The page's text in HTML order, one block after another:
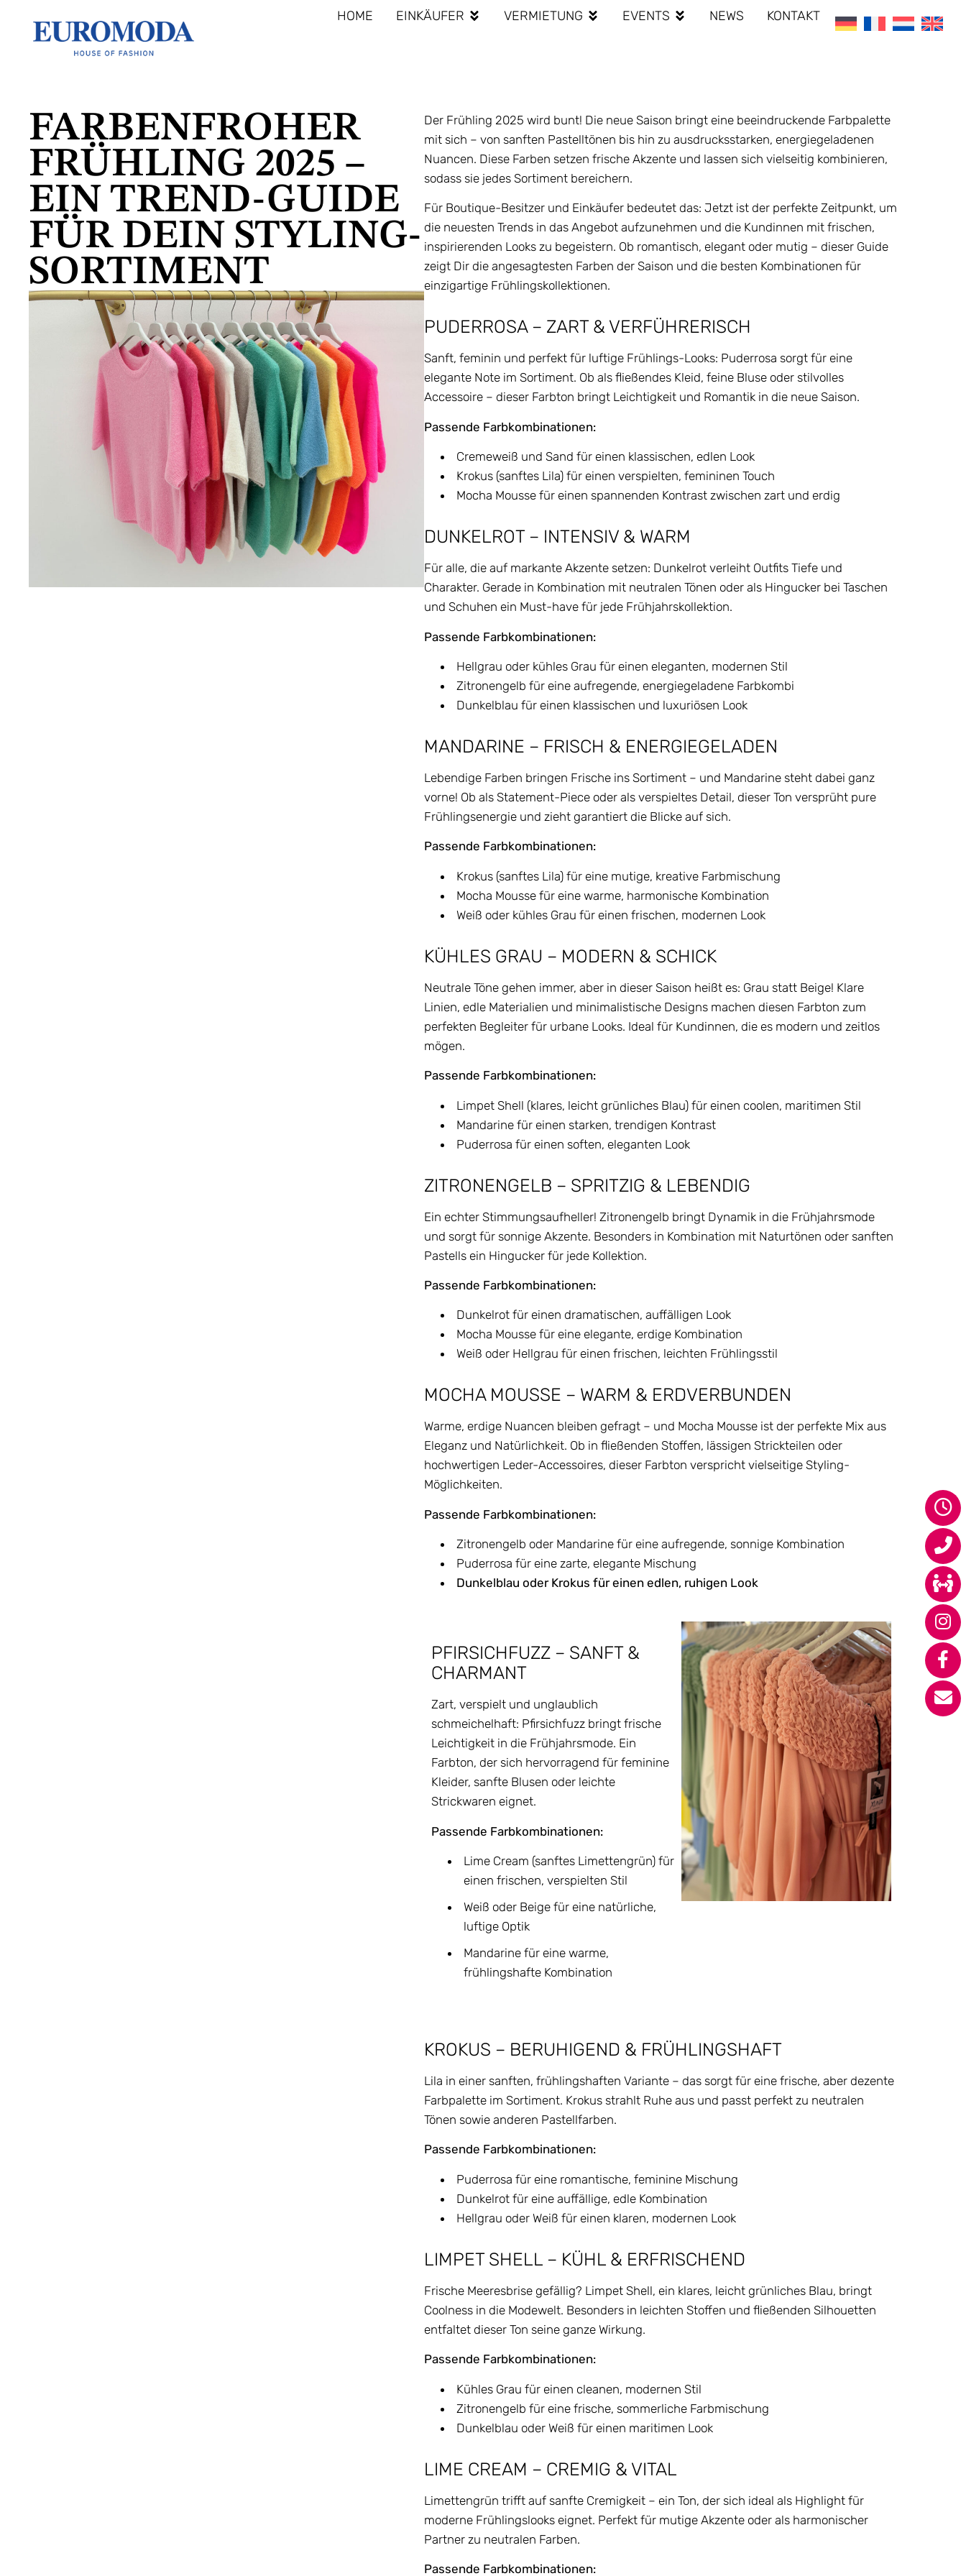
HOME EINKÄUFER VERMIETUNG EVENTS NEWS KONTAKT
FARBENFROHER
FRÜHLING 2025 –
EIN TREND-GUIDE
FÜR DEIN STYLING-
SORTIMENT
Der Frühling 2025 wird bunt! Die neue Saison bringt eine beeindruckende Farbpalette
mit sich – von sanften Pastelltönen bis hin zu ausdrucksstarken, energiegeladenen
Nuancen. Diese Farben setzen frische Akzente und lassen sich vielseitig kombinieren,
sodass sie jedes Sortiment bereichern.
Für Boutique-Besitzer und Einkäufer bedeutet das: Jetzt ist der perfekte Zeitpunkt, um
die neuesten Trends in das Angebot aufzunehmen und die Kundinnen mit frischen,
inspirierenden Looks zu begeistern. Ob romantisch, elegant oder mutig – dieser Guide
zeigt Dir die angesagtesten Farben der Saison und die besten Kombinationen für
einzigartige Frühlingskollektionen.
PUDERROSA – ZART & VERFÜHRERISCH
Sanft, feminin und perfekt für luftige Frühlings-Looks: Puderrosa sorgt für eine
elegante Note im Sortiment. Ob als fließendes Kleid, feine Bluse oder stilvolles
Accessoire – dieser Farbton bringt Leichtigkeit und Romantik in die neue Saison.
Passende Farbkombinationen:
Cremeweiß und Sand für einen klassischen, edlen Look
Krokus (sanftes Lila) für einen verspielten, femininen Touch
Mocha Mousse für einen spannenden Kontrast zwischen zart und erdig
DUNKELROT – INTENSIV & WARM
Für alle, die auf markante Akzente setzen: Dunkelrot verleiht Outfits Tiefe und
Charakter. Gerade in Kombination mit neutralen Tönen oder als Hingucker bei Taschen
und Schuhen ein Must-have für jede Frühjahrskollektion.
Passende Farbkombinationen:
Hellgrau oder kühles Grau für einen eleganten, modernen Stil
Zitronengelb für eine aufregende, energiegeladene Farbkombi
Dunkelblau für einen klassischen und luxuriösen Look
MANDARINE – FRISCH & ENERGIEGELADEN
Lebendige Farben bringen Frische ins Sortiment – und Mandarine steht dabei ganz
vorne! Ob als Statement-Piece oder als verspieltes Detail, dieser Ton versprüht pure
Frühlingsenergie und zieht garantiert die Blicke auf sich.
Passende Farbkombinationen:
Krokus (sanftes Lila) für eine mutige, kreative Farbmischung
Mocha Mousse für eine warme, harmonische Kombination
Weiß oder kühles Grau für einen frischen, modernen Look
KÜHLES GRAU – MODERN & SCHICK
Neutrale Töne gehen immer, aber in dieser Saison heißt es: Grau statt Beige! Klare
Linien, edle Materialien und minimalistische Designs machen diesen Farbton zum
perfekten Begleiter für urbane Looks. Ideal für Kundinnen, die es modern und zeitlos
mögen.
Passende Farbkombinationen:
Limpet Shell (klares, leicht grünliches Blau) für einen coolen, maritimen Stil
Mandarine für einen starken, trendigen Kontrast
Puderrosa für einen soften, eleganten Look
ZITRONENGELB – SPRITZIG & LEBENDIG
Ein echter Stimmungsaufheller! Zitronengelb bringt Dynamik in die Frühjahrsmode
und sorgt für sonnige Akzente. Besonders in Kombination mit Naturtönen oder sanften
Pastells ein Hingucker für jede Kollektion.
Passende Farbkombinationen:
Dunkelrot für einen dramatischen, auffälligen Look
Mocha Mousse für eine elegante, erdige Kombination
Weiß oder Hellgrau für einen frischen, leichten Frühlingsstil
MOCHA MOUSSE – WARM & ERDVERBUNDEN
Warme, erdige Nuancen bleiben gefragt – und Mocha Mousse ist der perfekte Mix aus
Eleganz und Natürlichkeit. Ob in fließenden Stoffen, lässigen Strickteilen oder
hochwertigen Leder-Accessoires, dieser Farbton verspricht vielseitige Styling-
Möglichkeiten.
Passende Farbkombinationen:
Zitronengelb oder Mandarine für eine aufregende, sonnige Kombination
Puderrosa für eine zarte, elegante Mischung
Dunkelblau oder Krokus für einen edlen, ruhigen Look
PFIRSICHFUZZ – SANFT &
CHARMANT
Zart, verspielt und unglaublich
schmeichelhaft: Pfirsichfuzz bringt frische
Leichtigkeit in die Frühjahrsmode. Ein
Farbton, der sich hervorragend für feminine
Kleider, sanfte Blusen oder leichte
Strickwaren eignet.
Passende Farbkombinationen:
Lime Cream (sanftes Limettengrün) für
einen frischen, verspielten Stil
Weiß oder Beige für eine natürliche,
luftige Optik
Mandarine für eine warme,
frühlingshafte Kombination
KROKUS – BERUHIGEND & FRÜHLINGSHAFT
Lila in einer sanften, frühlingshaften Variante – das sorgt für eine frische, aber dezente
Farbpalette im Sortiment. Krokus strahlt Ruhe aus und passt perfekt zu neutralen
Tönen sowie anderen Pastellfarben.
Passende Farbkombinationen:
Puderrosa für eine romantische, feminine Mischung
Dunkelrot für eine auffällige, edle Kombination
Hellgrau oder Weiß für einen klaren, modernen Look
LIMPET SHELL – KÜHL & ERFRISCHEND
Frische Meeresbrise gefällig? Limpet Shell, ein klares, leicht grünliches Blau, bringt
Coolness in die Modewelt. Besonders in leichten Stoffen und fließenden Silhouetten
entfaltet dieser Ton seine ganze Wirkung.
Passende Farbkombinationen:
Kühles Grau für einen cleanen, modernen Stil
Zitronengelb für eine frische, sommerliche Farbmischung
Dunkelblau oder Weiß für einen maritimen Look
LIME CREAM – CREMIG & VITAL
Limettengrün trifft auf sanfte Cremigkeit – ein Ton, der sich ideal als Highlight für
moderne Frühlingslooks eignet. Perfekt für mutige Akzente oder als harmonischer
Partner zu neutralen Farben.
Passende Farbkombinationen: